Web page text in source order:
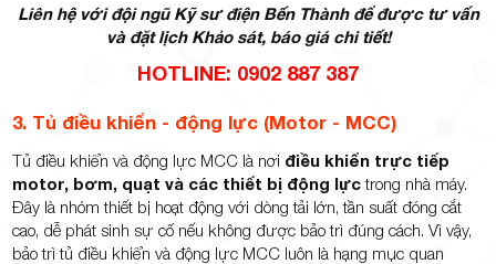
Liên hệ với đội ngũ Kỹ sư điện Bến Thành để được tư vấn
và đặt lịch Khảo sát, báo giá chi tiết!
HOTLINE: 0902 887 387
3. Tủ điều khiển - động lực (Motor - MCC)
Tủ điều khiển và động lực MCC là nơi điều khiển trực tiếp
motor, bơm, quạt và các thiết bị động lựctrong nhà máy.
Đây là nhóm thiết bị hoạt động với dòng tải lớn, tần suất đóng cắt
cao, dễ phát sinh sự cố nếu không được bảo trì đúng cách. Vì vậy,
bảo trì tủ điều khiển và động lực MCC luôn là hạng mục quan